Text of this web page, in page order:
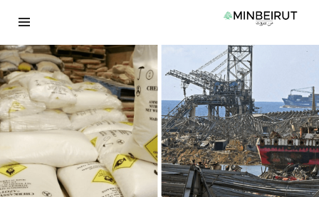
انتقل
المحتوى